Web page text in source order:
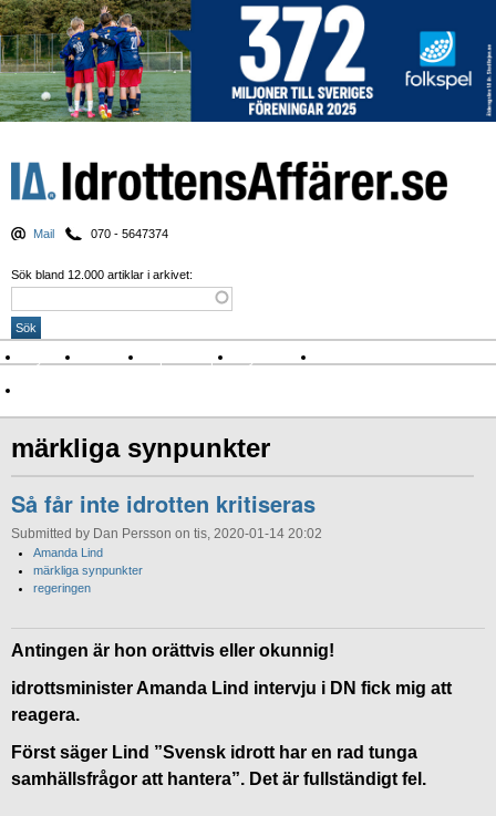
Mail 070 - 5647374
Sök bland 12.000 artiklar i arkivet:
Nyheter Krönikor Sport & spel Nyhetsbrev
märkliga synpunkter
Så får inte idrotten kritiseras
Submitted by Dan Persson on tis, 2020-01-14 20:02
Amanda Lind
märkliga synpunkter
regeringen
Antingen är hon orättvis eller okunnig!
idrottsminister Amanda Lind intervju i DN fick mig att
reagera.
Först säger Lind ”Svensk idrott har en rad tunga
samhällsfrågor att hantera”. Det är fullständigt fel.